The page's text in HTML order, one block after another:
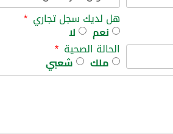
هل لديك سجل تجاري
نعم لا
الحالة الصحية
ملك شعبي